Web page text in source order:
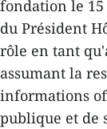
fondation le 15
du Président
rôle en tant
assumant la
informations
publique et de